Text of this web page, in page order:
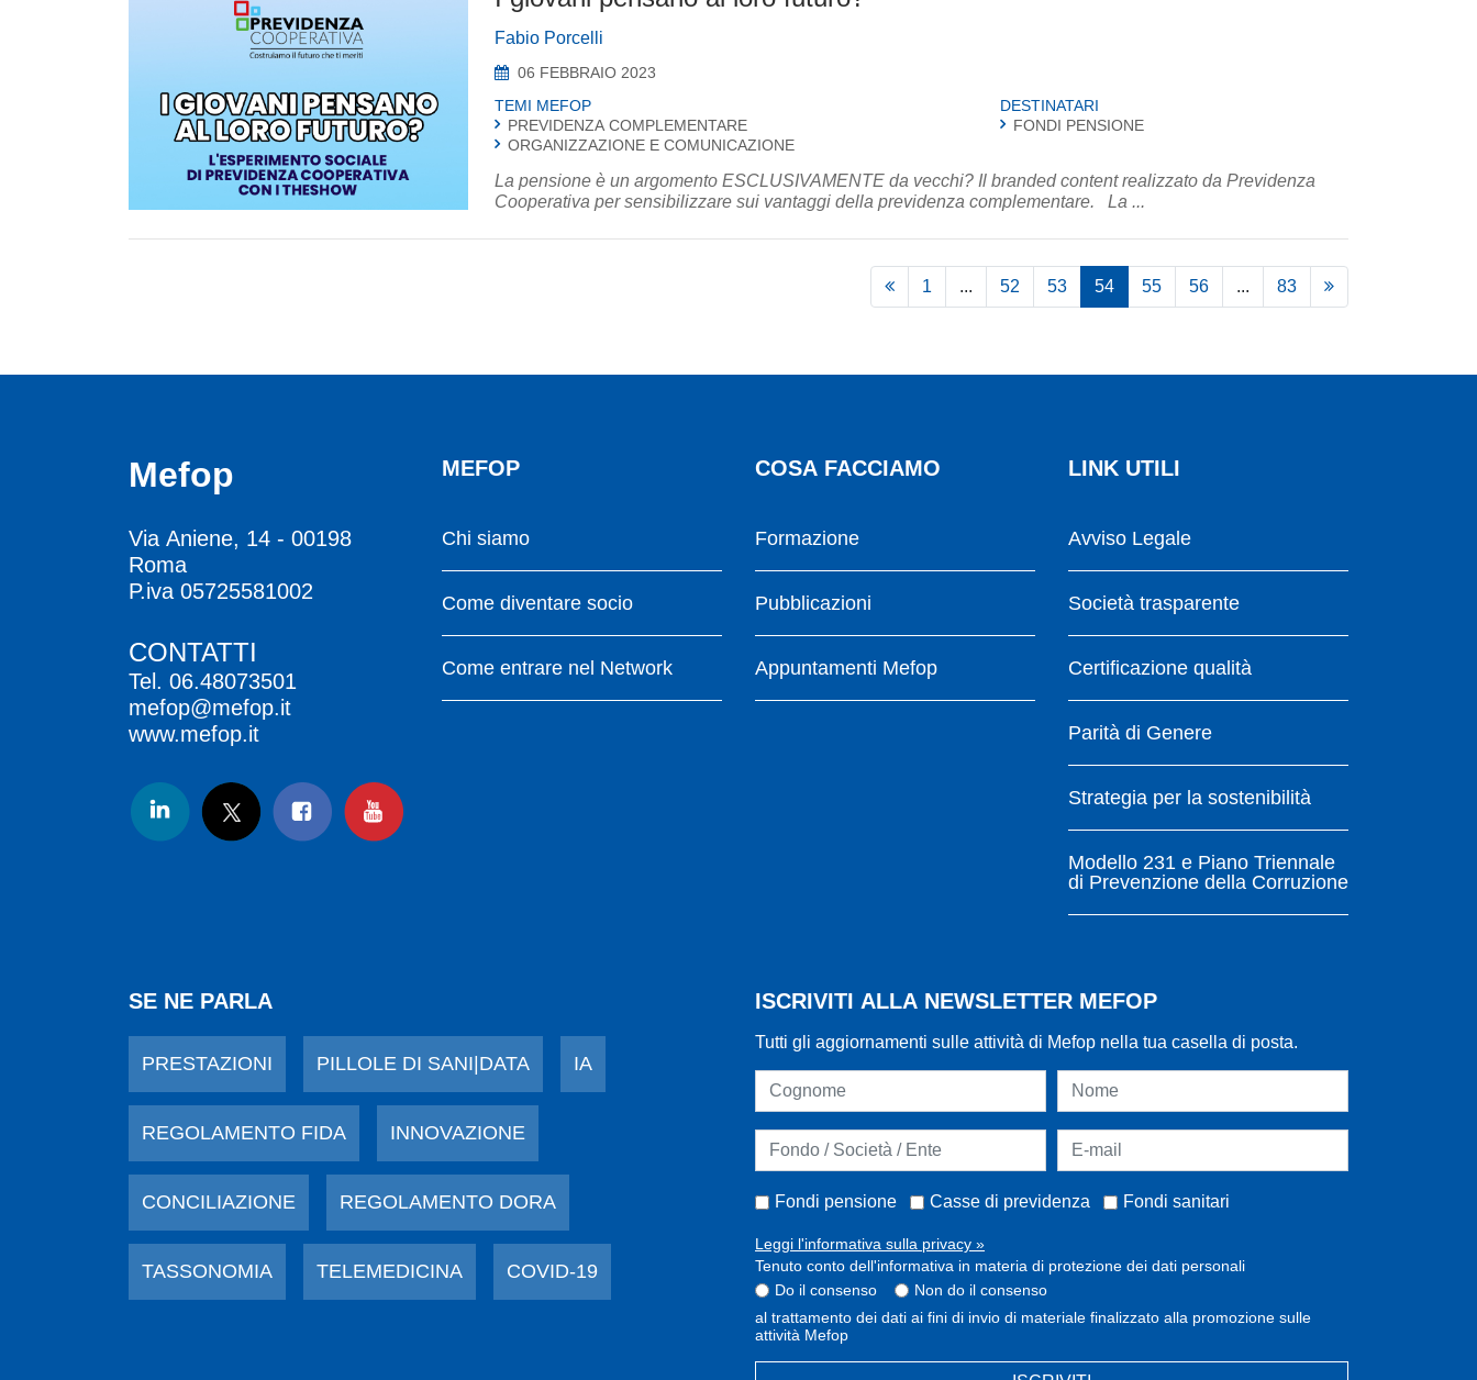
Fabio Porcelli
06 FEBBRAIO 2023
TEMI MEFOP
PREVIDENZA COMPLEMENTARE
ORGANIZZAZIONE E COMUNICAZIONE
DESTINATARI
FONDI PENSIONE
La pensione è un argomento ESCLUSIVAMENTE da vecchi? Il branded content realizzato da Previdenza
Cooperativa per sensibilizzare sui vantaggi della previdenza complementare. La ...
1 ... 52 53 54 55 56 ... 83
Mefop
Via Aniene, 14 - 00198
Roma
P.iva 05725581002
CONTATTI
Tel. 06.48073501
mefop@mefop.it
www.mefop.it
MEFOP
Chi siamo
Come diventare socio
Come entrare nel Network
COSA FACCIAMO
Formazione
Pubblicazioni
Appuntamenti Mefop
LINK UTILI
Avviso Legale
Società trasparente
Certificazione qualità
Parità di Genere
Strategia per la sostenibilità
Modello 231 e Piano Triennale
di Prevenzione della Corruzione
SE NE PARLA
PRESTAZIONI PILLOLE DI SANI|DATA IA
REGOLAMENTO FIDA INNOVAZIONE
CONCILIAZIONE REGOLAMENTO DORA
TASSONOMIA TELEMEDICINA COVID-19
ISCRIVITI ALLA NEWSLETTER MEFOP
Tutti gli aggiornamenti sulle attività di Mefop nella tua casella di posta.
Fondi pensione Casse di previdenza Fondi sanitari
Leggi l'informativa sulla privacy »
Tenuto conto dell'informativa in materia di protezione dei dati personali
Do il consenso
Non do il consenso
al trattamento dei dati ai fini di invio di materiale finalizzato alla promozione sulle
attività Mefop